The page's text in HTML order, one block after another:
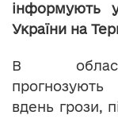
інформують
України на
В
прогнозують
вдень грози,